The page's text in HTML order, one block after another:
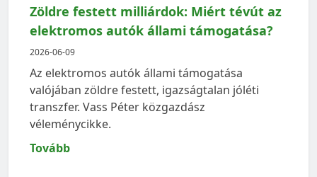
Zöldre festett milliárdok: Miért tévút az
elektromos autók állami támogatása?
2026-06-09
Az elektromos autók állami támogatása
valójában zöldre festett, igazságtalan jóléti
transzfer. Vass Péter közgazdász
véleménycikke.
Tovább